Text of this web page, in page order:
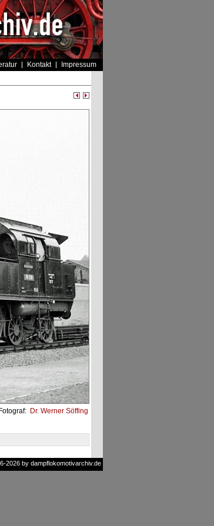
Kontakt Impressum
Fotograf: Dr. Werner Söffing
2026 by dampflokomotivarchiv.de